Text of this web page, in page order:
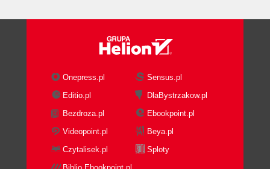
Onepress.pl
Sensus.pl
Editio.pl
DlaBystrzakow.pl
Bezdroza.pl
Ebookpoint.pl
Videopoint.pl
Beya.pl
Czytalisek.pl
Sploty